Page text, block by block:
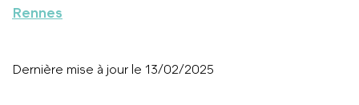
Rennes
Dernière mise à jour le 13/02/2025